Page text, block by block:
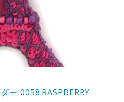
ー 0058.RASPBERRY